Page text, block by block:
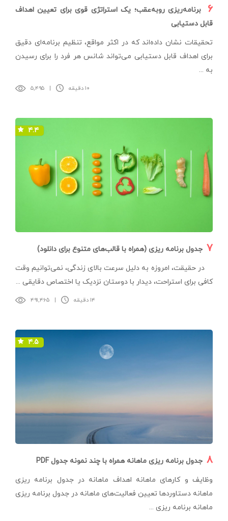
۶
برنامه‌ریزی روبه‌عقب؛ یک استراتژی قوی برای تعیین اهداف
قابل دستیابی
تحقیقات نشان داده‌اند که در اکثر مواقع، تنظیم برنامه‌ای دقیق
برای اهداف قابل دستیابی می‌تواند شانس هر فرد را برای رسیدن
به ...
۵,۴۹۵ | ۱۰ دقیقه
۴.۴
۷ جدول برنامه ریزی (همراه با قالب‌های متنوع برای دانلود)
در حقیقت، امروزه به دلیل سرعت بالای زندگی، نمی‌توانیم وقت
کافی برای استراحت، دیدار با دوستان نزدیک یا اختصاص دقایقی ...
۴۹۱,۴۶۵ | ۱۴ دقیقه
۴.۵
۸ جدول برنامه ریزی ماهانه همراه با چند نمونه جدول PDF
وظایف و کارهای ماهانه اهداف ماهانه در جدول برنامه ریزی
ماهانه دستاوردها تعیین فعالیت‌های ماهانه در جدول برنامه ریزی
ماهانه برنامه ریزی ...